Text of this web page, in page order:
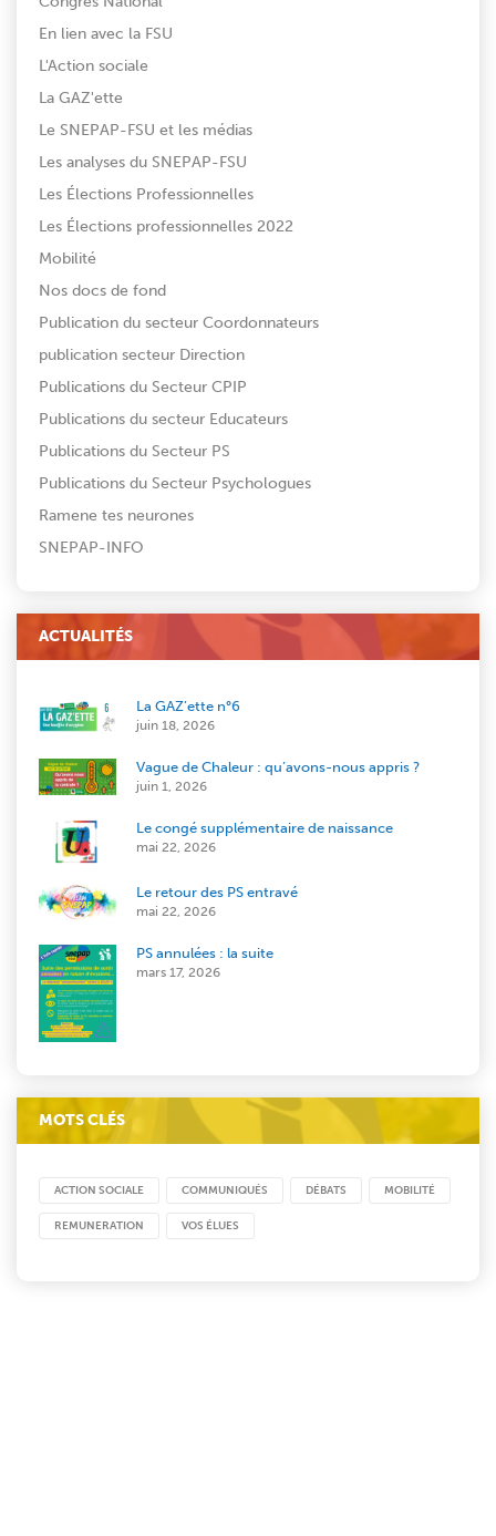
En lien avec la FSU
L'Action sociale
La GAZ'ette
Le SNEPAP-FSU et les médias
Les analyses du SNEPAP-FSU
Les Élections Professionnelles
Les Élections professionnelles 2022
Mobilité
Nos docs de fond
Publication du secteur Coordonnateurs
publication secteur Direction
Publications du Secteur CPIP
Publications du secteur Educateurs
Publications du Secteur PS
Publications du Secteur Psychologues
Ramene tes neurones
SNEPAP-INFO
ACTUALITÉS
La GAZ’ette n°6
juin 18, 2026
Vague de Chaleur : qu’avons-nous appris ?
juin 1, 2026
Le congé supplémentaire de naissance
mai 22, 2026
Le retour des PS entravé
mai 22, 2026
PS annulées : la suite
mars 17, 2026
MOTS CLÉS
ACTION SOCIALE COMMUNIQUÉS DÉBATS MOBILITÉ
REMUNERATION VOS ÉLUES